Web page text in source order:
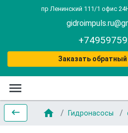
пр Ленинский 111/1 офис
Заказать
menu
keyboard_backspace home Гидронасосы